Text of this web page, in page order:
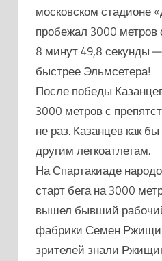
московском стадионе
пробежал 3000 метров
8 минут 49,8 секунды
быстрее Эльмсетера!
После победы
3000 метров с
не раз. Казанцев как
другим легкоатлетам.
На Спартакиаде
старт бега на 3000
вышел бывший
фабрики Семен
зрителей знали